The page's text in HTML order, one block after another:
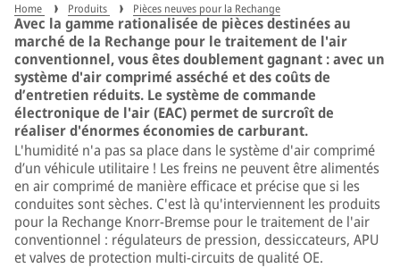
Home Produits Pièces neuves pour la Rechange
Avec la gamme rationalisée de pièces destinées au
marché de la Rechange pour le traitement de l'air
conventionnel, vous êtes doublement gagnant : avec un
système d'air comprimé asséché et des coûts de
d’entretien réduits. Le système de commande
électronique de l'air (EAC) permet de surcroît de
réaliser d'énormes économies de carburant.
L'humidité n'a pas sa place dans le système d'air comprimé
d’un véhicule utilitaire ! Les freins ne peuvent être alimentés
en air comprimé de manière efficace et précise que si les
conduites sont sèches. C'est là qu'interviennent les produits
pour la Rechange Knorr-Bremse pour le traitement de l'air
conventionnel : régulateurs de pression, dessiccateurs, APU
et valves de protection multi-circuits de qualité OE.